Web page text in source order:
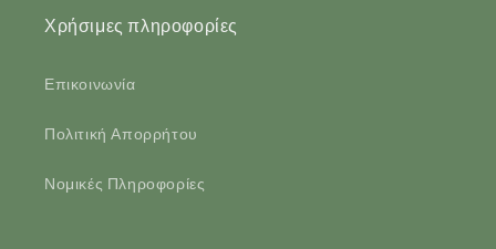
Χρήσιμες πληροφορίες
Επικοινωνία
Πολιτική Απορρήτου
Νομικές Πληροφορίες